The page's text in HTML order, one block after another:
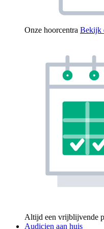
Onze hoorcentra Bekijk
Altijd een vrijblijvende
Audicien aan huis